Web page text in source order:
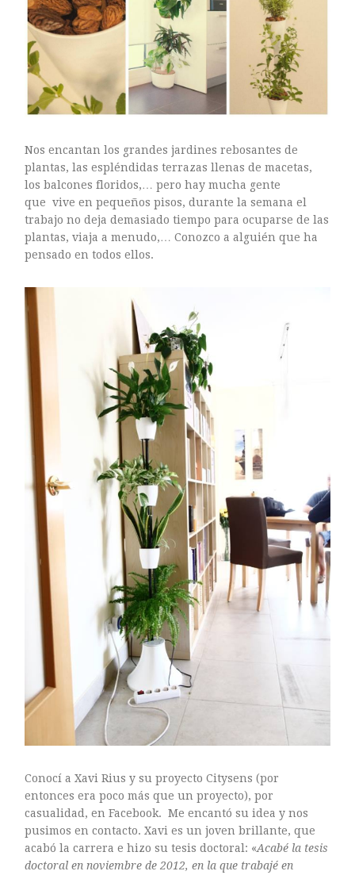
BLOGS
Bodas
CULTIVOS
DECORACION
EXPOSICIONES
flores
FOTOGRAFIA
INSTAGRAM
JARDINES
LOS PINTORES Y LAS FLORES
MAESTROS FLORISTAS
PLANTAS
ramos de novia
Sin categoría
agosto 2018
julio 2018
abril 2018
junio 2017
enero 2017
noviembre 2016
octubre 2016
septiembre 2016
agosto 2016
julio 2016
junio 2016
mayo 2016
abril 2016
enero 2016
diciembre 2015
noviembre 2015
octubre 2015
Nos encantan los grandes jardines rebosantes de
plantas, las espléndidas terrazas llenas de macetas,
los balcones floridos,… pero hay mucha gente
que vive en pequeños pisos, durante la semana el
trabajo no deja demasiado tiempo para ocuparse de las
plantas, viaja a menudo,… Conozco a alguién que ha
pensado en todos ellos.
Conocí a Xavi Rius y su proyecto Citysens (por
entonces era poco más que un proyecto), por
casualidad, en Facebook. Me encantó su idea y nos
pusimos en contacto. Xavi es un joven brillante, que
acabó la carrera e hizo su tesis doctoral: «Acabé la tesis
doctoral en noviembre de 2012, en la que trabajé en